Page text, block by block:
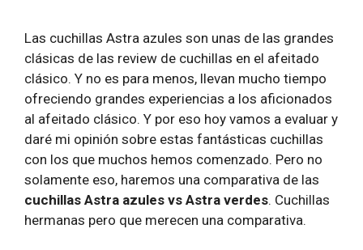
Las cuchillas Astra azules son unas de las grandes
clásicas de las review de cuchillas en el afeitado
clásico. Y no es para menos, llevan mucho tiempo
ofreciendo grandes experiencias a los aficionados
al afeitado clásico. Y por eso hoy vamos a evaluar y
daré mi opinión sobre estas fantásticas cuchillas
con los que muchos hemos comenzado. Pero no
solamente eso, haremos una comparativa de las
cuchillas Astra azules vs Astra verdes. Cuchillas
hermanas pero que merecen una comparativa.